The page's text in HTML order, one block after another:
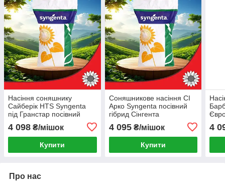
Насіння соняшнику
Сайберік HTS Syngenta
під Гранстар посівний
4 098 ₴/мішок
Купити
Соняшникове насіння СІ
Арко Syngenta посівний
гібрид Сінгента
4 095₴/мішок
Купити
4
Про нас